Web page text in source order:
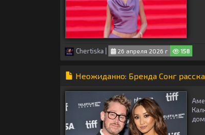
Chertiska 26 апреля 2026 г 158
Неожиданно: Бренда Сонг